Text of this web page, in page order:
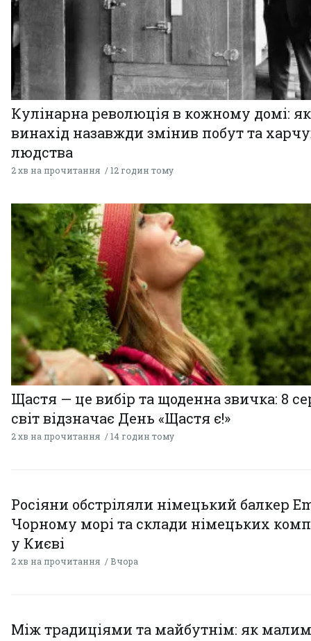
Кулінарна революція в кожному домі:
винахід назавжди змінив побут та
людства
2 хв на прочитання 12 годин тому
Щастя — це вибір та щоденна звичка: 8
світ відзначає День «Щастя є!»
2 хв на прочитання 14 годин тому
Росіяни обстріляли німецький балкер
Чорному морі та склади німецьких
у Києві
2 хв на прочитання Вчора
Між традиціями та майбутнім: як малим